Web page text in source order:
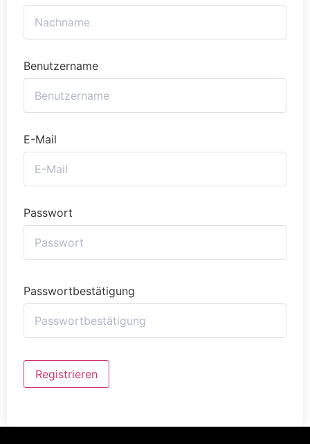
Benutzername
E-Mail
Passwort
Passwortbestätigung
Alternative:
Registrieren